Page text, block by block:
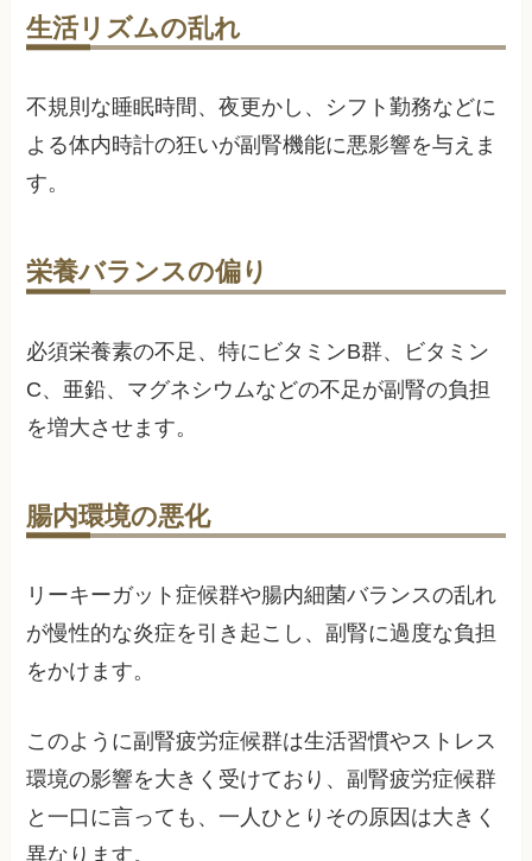
生活リズムの乱れ
不規則な睡眠時間、夜更かし、シフト勤務などに
よる体内時計の狂いが副腎機能に悪影響を与えま
す。
栄養バランスの偏り
必須栄養素の不足、特にビタミンB群、ビタミン
C、亜鉛、マグネシウムなどの不足が副腎の負担
を増大させます。
腸内環境の悪化
リーキーガット症候群や腸内細菌バランスの乱れ
が慢性的な炎症を引き起こし、副腎に過度な負担
をかけます。
このように副腎疲労症候群は生活習慣やストレス
環境の影響を大きく受けており、副腎疲労症候群
と一口に言っても、一人ひとりその原因は大きく
異なります。